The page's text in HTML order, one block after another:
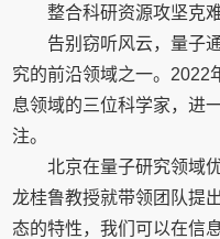
整合科研资源攻坚克
告别窃听风云，量子
究的前沿领域之一。2022
息领域的三位科学家，进
注。
北京在量子研究领域
龙桂鲁教授就带领团队提
态的特性，我们可以在信